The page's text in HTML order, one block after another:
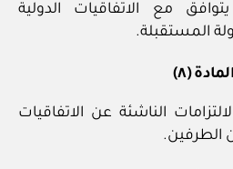
مع الاتفاقيات الدولية
المستقبلة.
المادة (٨)
الناشئة عن الاتفاقيات
الطرفين.